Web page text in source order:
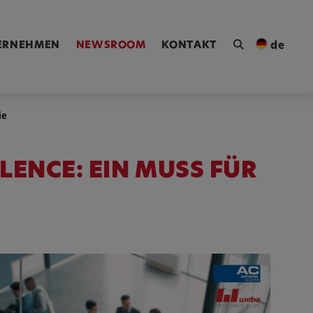
NEWSROOM KONTAKT de
EIN MUSS FÜR